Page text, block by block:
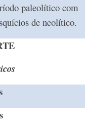
paleolítico com
de neolítico.